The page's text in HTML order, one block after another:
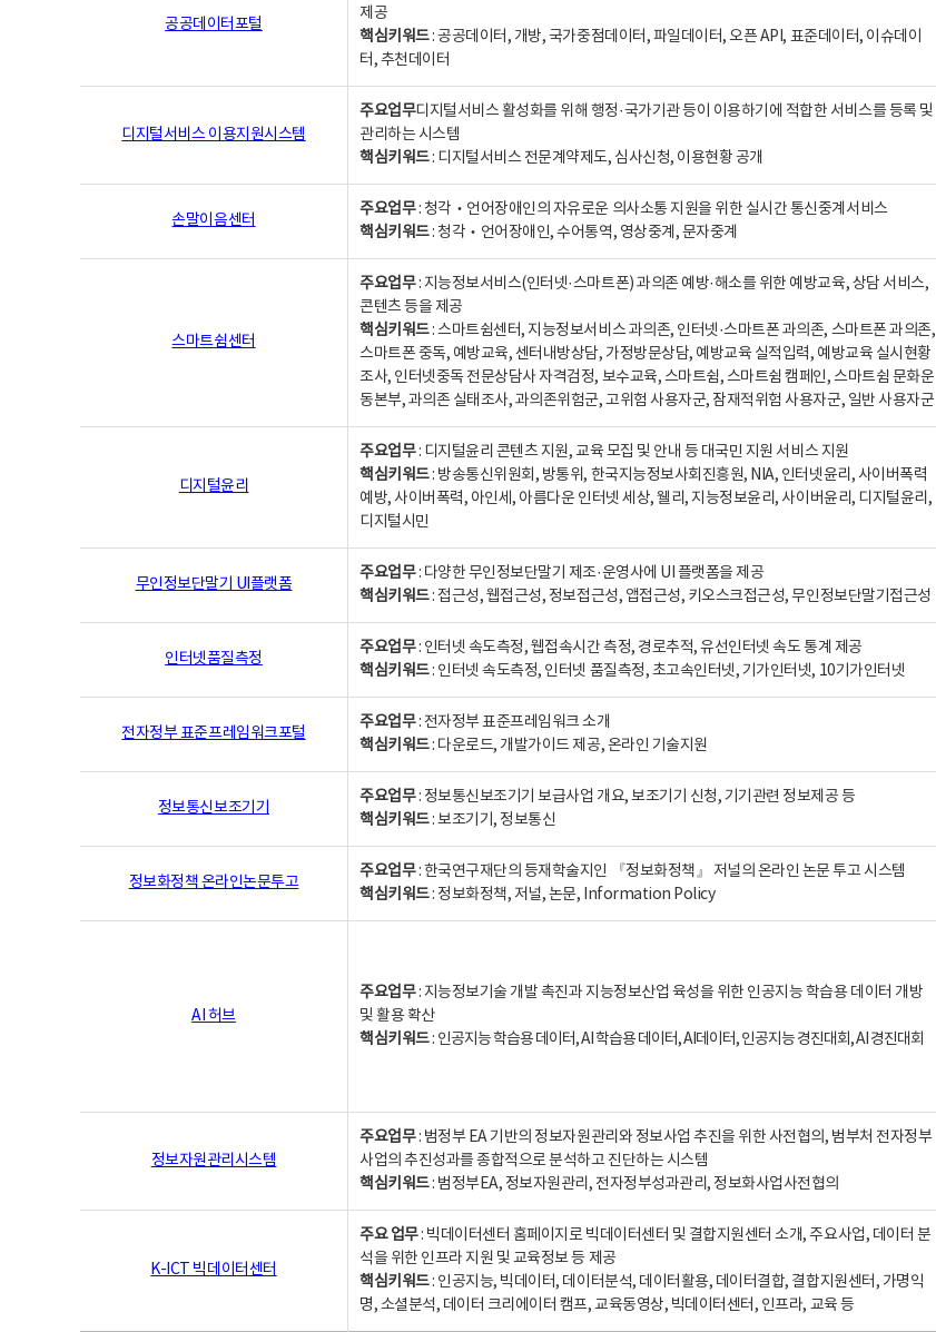
공공데이터포털
제공
핵심키워드: 공공데이터, 개방, 국가중점데이터, 파일데이터, 오픈 API, 표준데이터, 이슈데이
터, 추천데이터
디지털서비스 이용지원시스템
주요업무디지털서비스 활성화를 위해 행정·국가기관 등이 이용하기에 적합한 서비스를 등록 및
관리하는 시스템
핵심키워드: 디지털서비스 전문계약제도, 심사신청, 이용현황 공개
손말이음센터
주요업무: 청각‧언어장애인의 자유로운 의사소통 지원을 위한 실시간 통신중계서비스
핵심키워드: 청각‧언어장애인, 수어통역, 영상중계, 문자중계
스마트쉼센터
주요업무: 지능정보서비스(인터넷·스마트폰) 과의존 예방·해소를 위한 예방교육, 상담 서비스,
콘텐츠 등을 제공
핵심키워드: 스마트쉼센터, 지능정보서비스 과의존, 인터넷·스마트폰 과의존, 스마트폰 과의존,
스마트폰 중독, 예방교육, 센터내방상담, 가정방문상담, 예방교육 실적입력, 예방교육 실시현황
조사, 인터넷중독 전문상담사 자격검정, 보수교육, 스마트쉼, 스마트쉼 캠페인, 스마트쉼 문화운
동본부, 과의존 실태조사, 과의존위험군, 고위험 사용자군, 잠재적위험 사용자군, 일반 사용자군
디지털윤리
주요업무: 디지털윤리 콘텐츠 지원, 교육 모집 및 안내 등 대국민 지원 서비스 지원
핵심키워드: 방송통신위원회, 방통위, 한국지능정보사회진흥원, NIA, 인터넷윤리, 사이버폭력
예방, 사이버폭력, 아인세, 아름다운 인터넷 세상, 웰리, 지능정보윤리, 사이버윤리, 디지털윤리,
디지털시민
무인정보단말기 UI플랫폼
주요업무: 다양한 무인정보단말기 제조·운영사에 UI 플랫폼을 제공
핵심키워드: 접근성, 웹접근성, 정보접근성, 앱접근성, 키오스크접근성, 무인정보단말기접근성
인터넷품질측정
주요업무: 인터넷 속도측정, 웹접속시간 측정, 경로추적, 유선인터넷 속도 통계 제공
핵심키워드: 인터넷 속도측정, 인터넷 품질측정, 초고속인터넷, 기가인터넷, 10기가인터넷
전자정부 표준프레임워크포털
주요업무: 전자정부 표준프레임워크 소개
핵심키워드: 다운로드, 개발가이드 제공, 온라인 기술지원
정보통신보조기기
주요업무: 정보통신보조기기 보급사업 개요, 보조기기 신청, 기기관련 정보제공 등
핵심키워드: 보조기기, 정보통신
정보화정책 온라인논문투고
주요업무: 한국연구재단의 등재학술지인 『정보화정책』 저널의 온라인 논문 투고 시스템
핵심키워드: 정보화정책, 저널, 논문, Information Policy
AI 허브
주요업무: 지능정보기술 개발 촉진과 지능정보산업 육성을 위한 인공지능 학습용 데이터 개방
및 활용 확산
핵심키워드: 인공지능 학습용 데이터, AI 학습용 데이터, AI데이터, 인공지능 경진대회, AI 경진대회
정보자원관리시스템
주요업무: 범정부 EA 기반의 정보자원관리와 정보사업 추진을 위한 사전협의, 범부처 전자정부
사업의 추진성과를 종합적으로 분석하고 진단하는 시스템
핵심키워드: 범정부EA, 정보자원관리, 전자정부성과관리, 정보화사업사전협의
K-ICT 빅데이터센터
주요 업무: 빅데이터센터 홈페이지로 빅데이터센터 및 결합지원센터 소개, 주요사업, 데이터 분
석을 위한 인프라 지원 및 교육정보 등 제공
핵심키워드: 인공지능, 빅데이터, 데이터분석, 데이터활용, 데이터결합, 결합지원센터, 가명익
명, 소셜분석, 데이터 크리에이터 캠프, 교육동영상, 빅데이터센터, 인프라, 교육 등